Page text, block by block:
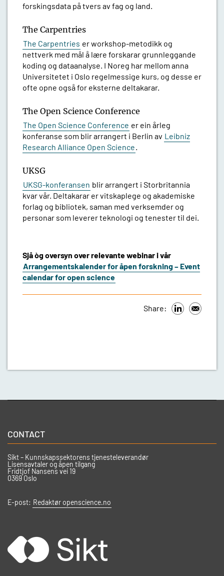
forskingsdata på tvers av fag og land.
The Carpentries
The Carpentries er workshop-metodikk og
nettverk med mål å lære forskarar grunnleggande
koding og dataanalyse. I Noreg har mellom anna
Universitetet i Oslo regelmessige kurs, og desse er
ofte opne også for eksterne deltakarar.
The Open Science Conference
The Open Science Conference er ein årleg
konferanse som blir arrangert i Berlin av Leibniz
Research Alliance Open Science.
UKSG
UKSG-konferansen blir arrangert i Storbritannia
kvar vår. Deltakarar er vitskaplege og akademiske
forlag og bibliotek, saman med verksemder og
personar som leverer teknologi og tenester til dei.
Sjå òg oversyn over relevante webinar i vår
Arrangementskalender for åpen forskning – Event
calendar for open science
Share:
CONTACT
Sikt – Kunnskapssektorens tjenesteleverandør
Lisensavtaler og åpen tilgang
Fridtjof Nansens vei 19
0369 Oslo
E-post: Redaktør openscience.no